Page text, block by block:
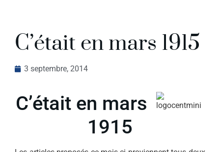
C’était en mars 1915
3 septembre, 2014
C’était en mars
1915